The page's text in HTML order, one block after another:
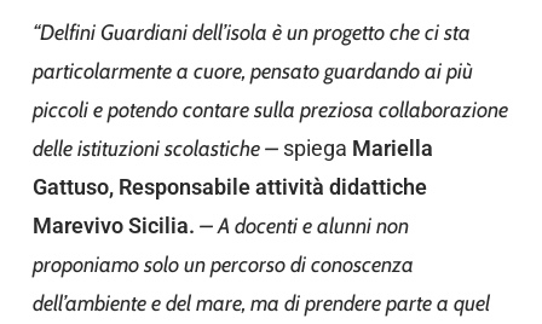
“Delfini Guardiani dell’isola è un progetto che ci sta
particolarmente a cuore, pensato guardando ai più
piccoli e potendo contare sulla preziosa collaborazione
delle istituzioni scolastiche – spiega Mariella
Gattuso, Responsabile attività didattiche
Marevivo Sicilia. – A docenti e alunni non
proponiamo solo un percorso di conoscenza
dell’ambiente e del mare, ma di prendere parte a quel